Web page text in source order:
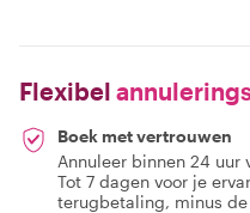
Flexibel
Boek met vertrouwen
Annuleer binnen 24
Tot 7 dagen voor je
terugbetaling, minus de